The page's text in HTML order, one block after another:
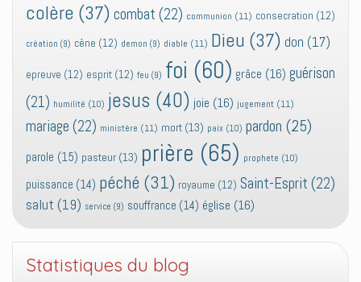
colère (37) combat (22) communion (11) consecration (12)
création (9) cène (12) demon (9) diable (11) Dieu (37) don (17)
epreuve (12) esprit (12) feu (9) foi (60) grâce (16) guérison
(21) humilité (10) jesus (40) joie (16) jugement (11)
mariage (22) ministère (11) mort (13) paix (10) pardon (25)
parole (15) pasteur (13) prière (65) prophete (10)
puissance (14) péché (31) royaume (12) Saint-Esprit (22)
salut (19) service (9) souffrance (14) église (16)
Statistiques du blog